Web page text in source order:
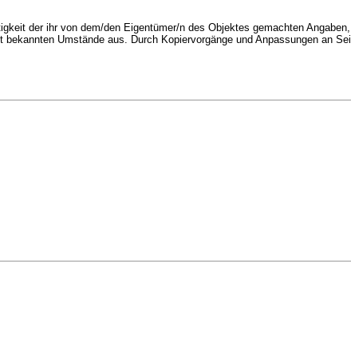
der ihr von dem/den Eigentümer/n des Objektes gemachten
Umstände aus. Durch Kopiervorgänge und Anpassungen an